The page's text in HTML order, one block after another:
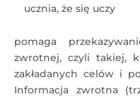
ucznia, że się uczy
pomaga
zwrotnej, czyli takiej,
zakładanych celów i
Informacja zwrotna